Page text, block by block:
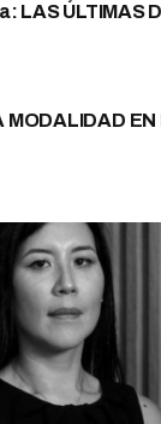
LAS ÚLTIMAS
MODALIDAD EN